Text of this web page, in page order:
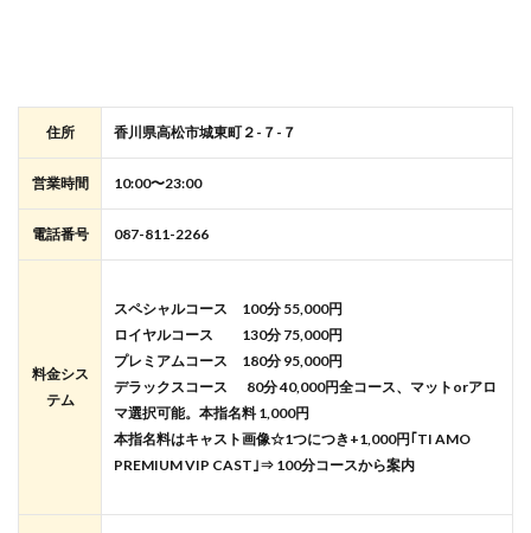
住所 香川県高松市城東町２-７-７
営業時間 10:00〜23:00
電話番号 087-811-2266
料金シス
テム
スペシャルコース 100分 55,000円
ロイヤルコース 130分 75,000円
プレミアムコース 180分 95,000円
デラックスコース 80分 40,000円全コース、マットorアロ
マ選択可能。本指名料 1,000円
本指名料はキャスト画像☆1つにつき+1,000円｢TI AMO
PREMIUM VIP CAST｣⇒ 100分コースから案内